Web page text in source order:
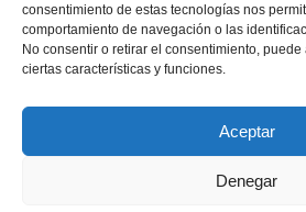
consentimiento de estas tecnologías nos
comportamiento de navegación o las
No consentir o retirar el consentimiento,
ciertas características y funciones.
Aceptar
Denegar
Síguenos en:
© 2026 Grupo Luxury Cars. Todos
Política de Privacidad